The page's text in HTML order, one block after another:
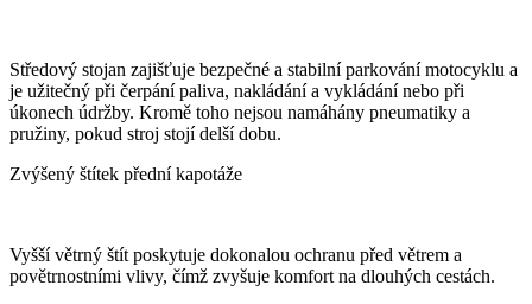
Středový stojan zajišťuje bezpečné a stabilní parkování motocyklu a
je užitečný při čerpání paliva, nakládání a vykládání nebo při
úkonech údržby. Kromě toho nejsou namáhány pneumatiky a
pružiny, pokud stroj stojí delší dobu.
Zvýšený štítek přední kapotáže
Vyšší větrný štít poskytuje dokonalou ochranu před větrem a
povětrnostními vlivy, čímž zvyšuje komfort na dlouhých cestách.